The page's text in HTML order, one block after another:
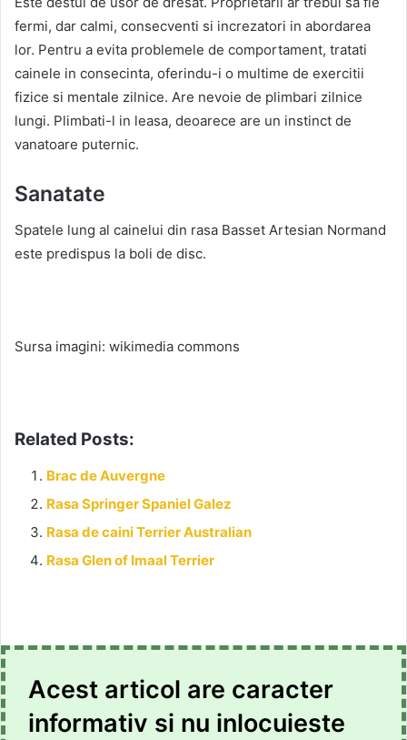
fermi, dar calmi, consecventi si increzatori in abordarea
lor. Pentru a evita problemele de comportament, tratati
cainele in consecinta, oferindu-i o multime de exercitii
fizice si mentale zilnice. Are nevoie de plimbari zilnice
lungi. Plimbati-l in leasa, deoarece are un instinct de
vanatoare puternic.
Sanatate
Spatele lung al cainelui din rasa Basset Artesian Normand
este predispus la boli de disc.
Sursa imagini: wikimedia commons
Related Posts:
Brac de Auvergne
Rasa Springer Spaniel Galez
Rasa de caini Terrier Australian
Rasa Glen of Imaal Terrier
Acest articol are caracter
informativ si nu inlocuieste